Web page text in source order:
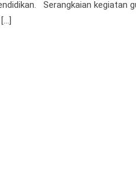
Serangkaian kegiatan